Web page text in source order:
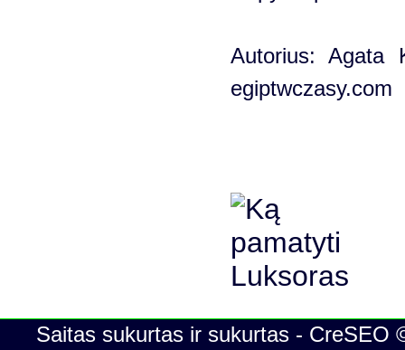
Autorius: Agata
egiptwczasy.com
Saitas sukurtas ir sukurtas -